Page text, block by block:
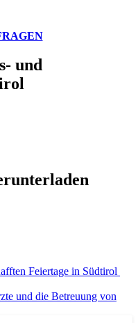
und
Feiertage in Südtirol
und die Betreuung von